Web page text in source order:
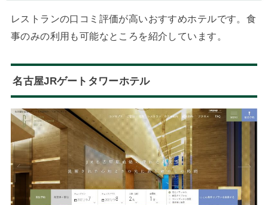
レストランの口コミ評価が高いおすすめホテルです。食
事のみの利用も可能なところを紹介しています。
名古屋JRゲートタワーホテル